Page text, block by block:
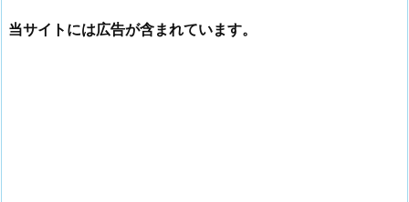
当サイトには広告が含まれています。